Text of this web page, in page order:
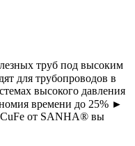
труб под высоким
для трубопроводов в
высокого давления
времени до 25% ►
CuFe от SANHA® вы